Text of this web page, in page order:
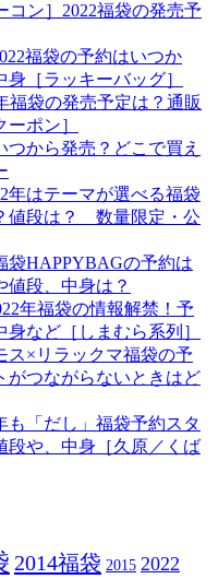
コン］2022福袋の発売予
福袋の予約はいつか
［ラッキーバッグ］
福袋の発売予定は？通販
ポン］
つから発売？どこで買え
年はテーマが選べる福袋
値段は？ 数量限定・公
袋HAPPYBAGの予約は
値段、中身は？
年福袋の情報解禁！予
など［しまむら系列］
ス×リラックマ福袋の予
がつながらないときはど
も「だし」福袋予約スタ
段や、中身［久原／くば
2014福袋 2015 2022